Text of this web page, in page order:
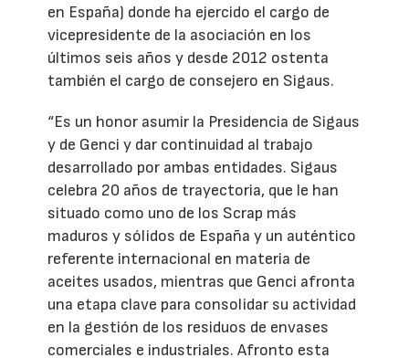
en España) donde ha ejercido el cargo de
vicepresidente de la asociación en los
últimos seis años y desde 2012 ostenta
también el cargo de consejero en Sigaus.
“Es un honor asumir la Presidencia de Sigaus
y de Genci y dar continuidad al trabajo
desarrollado por ambas entidades. Sigaus
celebra 20 años de trayectoria, que le han
situado como uno de los Scrap más
maduros y sólidos de España y un auténtico
referente internacional en materia de
aceites usados, mientras que Genci afronta
una etapa clave para consolidar su actividad
en la gestión de los residuos de envases
comerciales e industriales. Afronto esta